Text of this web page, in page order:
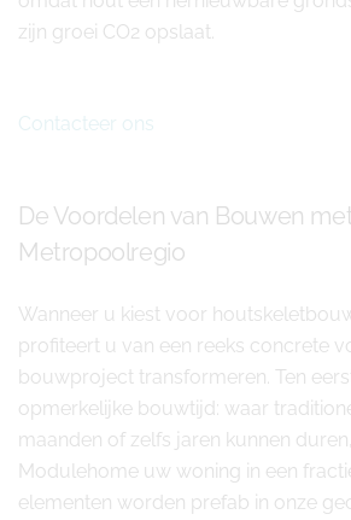
zijn groei CO2 opslaat.
Contacteer ons
De Voordelen van Bouwen
Metropoolregio
Wanneer u kiest voor
profiteert u van een reeks concrete
bouwproject transformeren. Ten
opmerkelijke bouwtijd: waar
maanden of zelfs jaren kunnen
Modulehome uw woning in een
elementen worden prefab in onze